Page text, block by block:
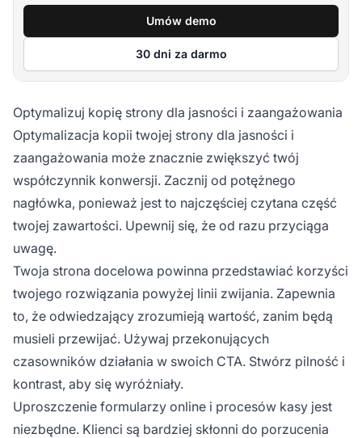
Umów demo
30 dni za darmo
Optymalizuj kopię strony dla jasności i zaangażowania
Optymalizacja kopii twojej strony dla jasności i
zaangażowania może znacznie zwiększyć twój
współczynnik konwersji. Zacznij od potężnego
nagłówka, ponieważ jest to najczęściej czytana część
twojej zawartości. Upewnij się, że od razu przyciąga
uwagę.
Twoja strona docelowa powinna przedstawiać korzyści
twojego rozwiązania powyżej linii zwijania. Zapewnia
to, że odwiedzający zrozumieją wartość, zanim będą
musieli przewijać. Używaj przekonujących
czasowników działania w swoich CTA. Stwórz pilność i
kontrast, aby się wyróżniały.
Uproszczenie formularzy online i procesów kasy jest
niezbędne. Klienci są bardziej skłonni do porzucenia